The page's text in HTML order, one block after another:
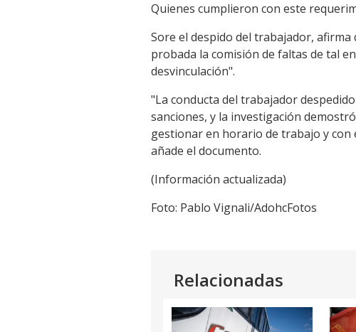
Quienes cumplieron con este
Sore el despido del trabajador,
probada la comisión de faltas de tal
desvinculación".
"La conducta del trabajador
sanciones, y la investigación
gestionar en horario de trabajo y
añade el documento.
(Información actualizada)
Foto: Pablo Vignali/AdohcFotos
Relacionadas